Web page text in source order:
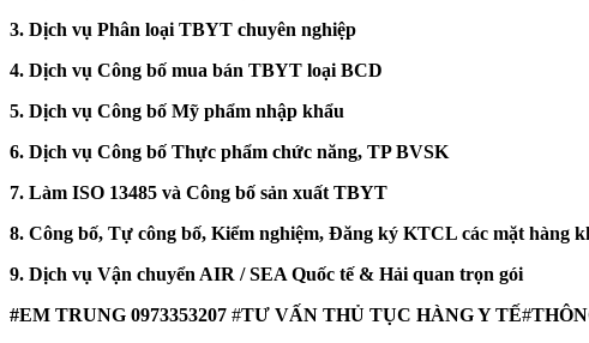
3. Dịch vụ Phân loại TBYT chuyên nghiệp
4. Dịch vụ Công bố mua bán TBYT loại BCD
5. Dịch vụ Công bố Mỹ phẩm nhập khẩu
6. Dịch vụ Công bố Thực phẩm chức năng, TP BVSK
7. Làm ISO 13485 và Công bố sản xuất TBYT
8. Công bố, Tự công bố, Kiểm nghiệm, Đăng ký KTCL các mặt hàng
9. Dịch vụ Vận chuyển AIR / SEA Quốc tế & Hải quan trọn gói
#EM TRUNG 0973353207 #TƯ VẤN THỦ TỤC HÀNG Y TẾ#